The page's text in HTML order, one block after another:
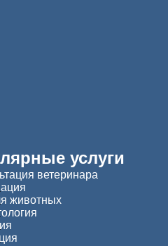
услуги
ветеринара
животных